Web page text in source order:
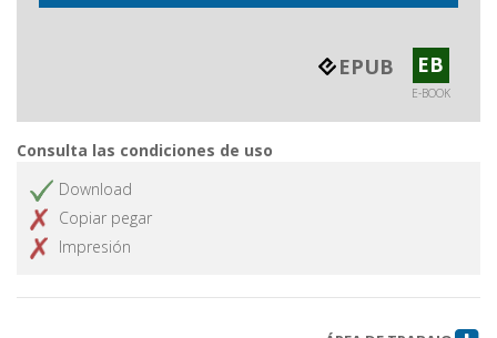
EPUB EB
E-BOOK
Consulta las condiciones de uso
Download
Copiar pegar
Impresión